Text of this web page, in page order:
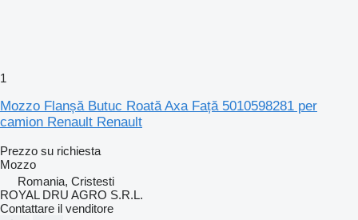
1
Mozzo Flanșă Butuc Roată Axa Față 5010598281 per
camion Renault Renault
Prezzo su richiesta
Mozzo
Romania, Cristesti
ROYAL DRU AGRO S.R.L.
Contattare il venditore